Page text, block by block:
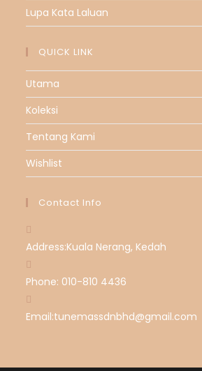
Lupa Kata Laluan
QUICK LINK
Utama
Koleksi
Tentang Kami
Wishlist
Contact Info
Address:Kuala Nerang, Kedah
Phone: 010-810 4436
Email:tunemassdnbhd@gmail.com